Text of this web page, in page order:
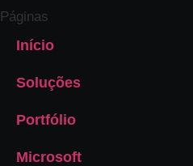
Páginas
Início
Soluções
Portfólio
Microsoft